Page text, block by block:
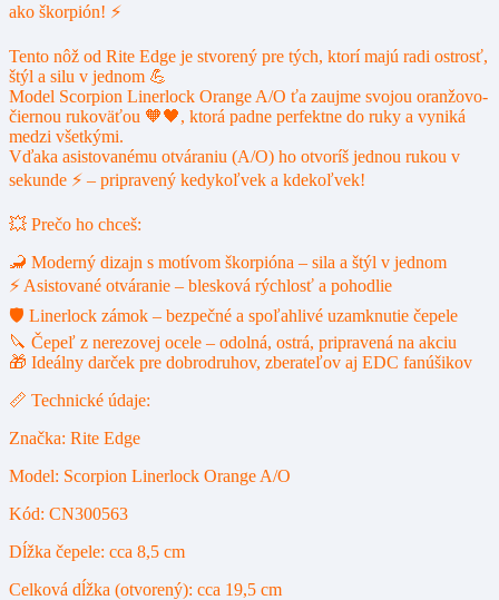
ako škorpión! ⚡
Tento nôž od Rite Edge je stvorený pre tých, ktorí majú radi ostrosť,
štýl a silu v jednom 💪
Model Scorpion Linerlock Orange A/O ťa zaujme svojou oranžovo-
čiernou rukoväťou 🧡🖤, ktorá padne perfektne do ruky a vyniká
medzi všetkými.
Vďaka asistovanému otváraniu (A/O) ho otvoríš jednou rukou v
sekunde ⚡ – pripravený kedykoľvek a kdekoľvek!
💥 Prečo ho chceš:
🦂 Moderný dizajn s motívom škorpióna – sila a štýl v jednom
⚡ Asistované otváranie – blesková rýchlosť a pohodlie
🛡️ Linerlock zámok – bezpečné a spoľahlivé uzamknutie čepele
🔪 Čepeľ z nerezovej ocele – odolná, ostrá, pripravená na akciu
🎁 Ideálny darček pre dobrodruhov, zberateľov aj EDC fanúšikov
📏 Technické údaje:
Značka: Rite Edge
Model: Scorpion Linerlock Orange A/O
Kód: CN300563
Dĺžka čepele: cca 8,5 cm
Celková dĺžka (otvorený): cca 19,5 cm